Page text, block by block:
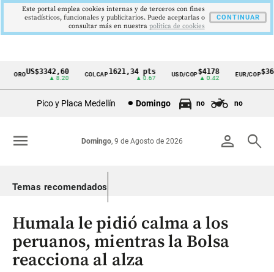
Cintillo
Colombia
OROUS$3342,60
▲ 8.20
COLCAP1621,34 pts
▲ 0.67
USD/COP$4178
▲ 0.42
EUR/COP$3648
Pico y Placa Medellín Domingo no no
person search
Domingo, 9 de Agosto de 2026
menu
Temas recomendados
Humala le pidió calma a los
peruanos, mientras la Bolsa
reacciona al alza
Este portal emplea cookies internas y de terceros con fines
estadísticos, funcionales y publicitarios. Puede aceptarlas o
consultar más en nuestra politica de cookies
CONTINUAR